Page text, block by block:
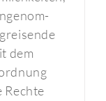
dem
Rechte